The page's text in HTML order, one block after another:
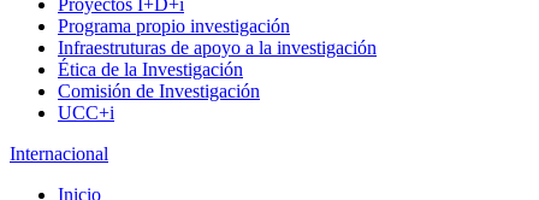
Proyectos I+D+i
Programa propio investigación
Infraestruturas de apoyo a la investigación
Ética de la Investigación
Comisión de Investigación
UCC+i
Internacional
Inicio